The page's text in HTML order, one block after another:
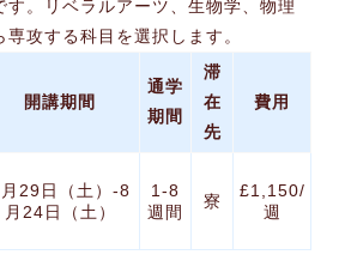
す。リベラルアーツ、生物学、物理
攻する科目を選択します。
開講期間
通学
期間
滞
在
先
費用
29日（土）-8
月24日（土）
1-8
週間
寮
£1,150/
週